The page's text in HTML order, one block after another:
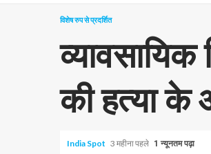
विशेष रुप से प्रदर्शित
व्यावसायिक
की हत्या के
India Spot 3 महीना पहले 1 न्यूनतम पढ़ा